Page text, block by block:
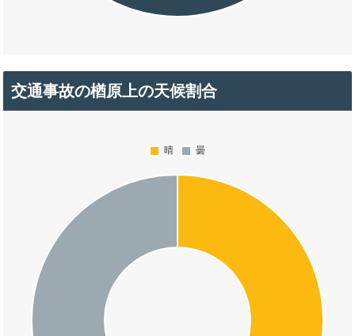
交通事故の楢原上の天候割合